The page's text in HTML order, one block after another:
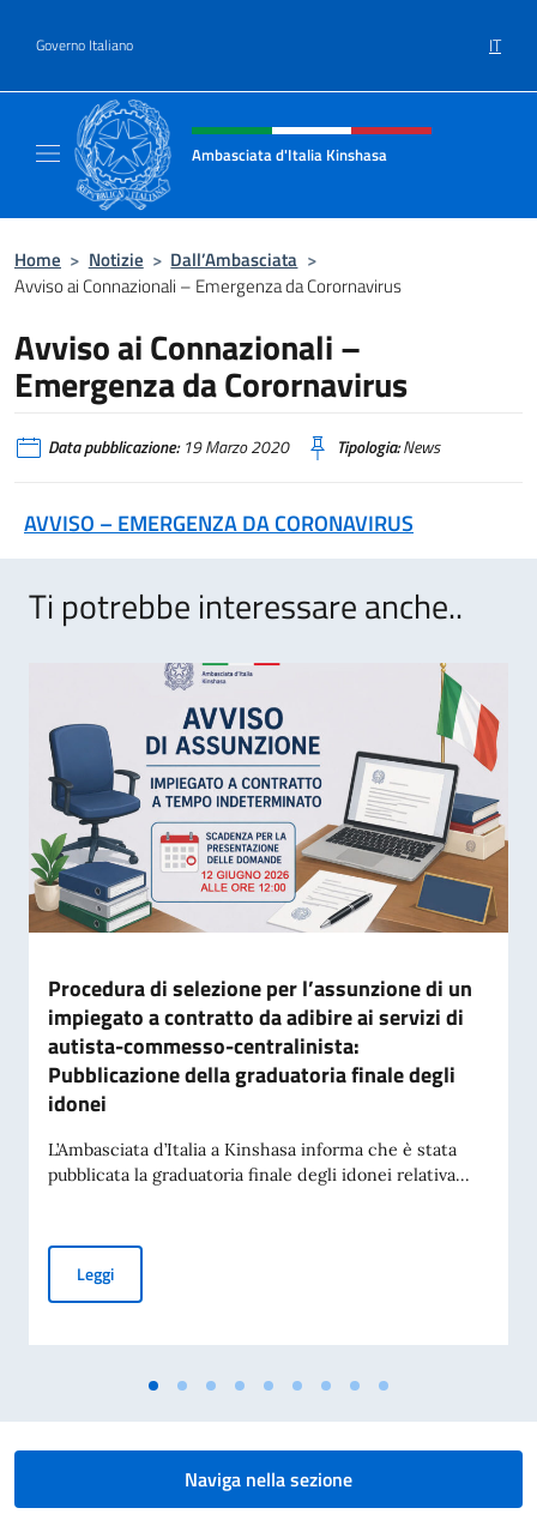
Governo Italiano IT
Intestazione sito, social e menù
Ambasciata d'Italia Kinshasa
Home > Notizie > Dall’Ambasciata >
Avviso ai Connazionali – Emergenza da Corornavirus
Avviso ai Connazionali –
Emergenza da Corornavirus
Data pubblicazione:19 Marzo 2020 Tipologia:News
AVVISO – EMERGENZA DA CORONAVIRUS
Ti potrebbe interessare anche..
Procedura di selezione per l’assunzione di un
impiegato a contratto da adibire ai servizi di
autista-commesso-centralinista:
Pubblicazione della graduatoria finale degli
idonei
L’Ambasciata d’Italia a Kinshasa informa che è stata
pubblicata la graduatoria finale degli idonei relativa...
LeggiProcedura di selezione per l’assunzione di un impiegato
Naviga nella sezione